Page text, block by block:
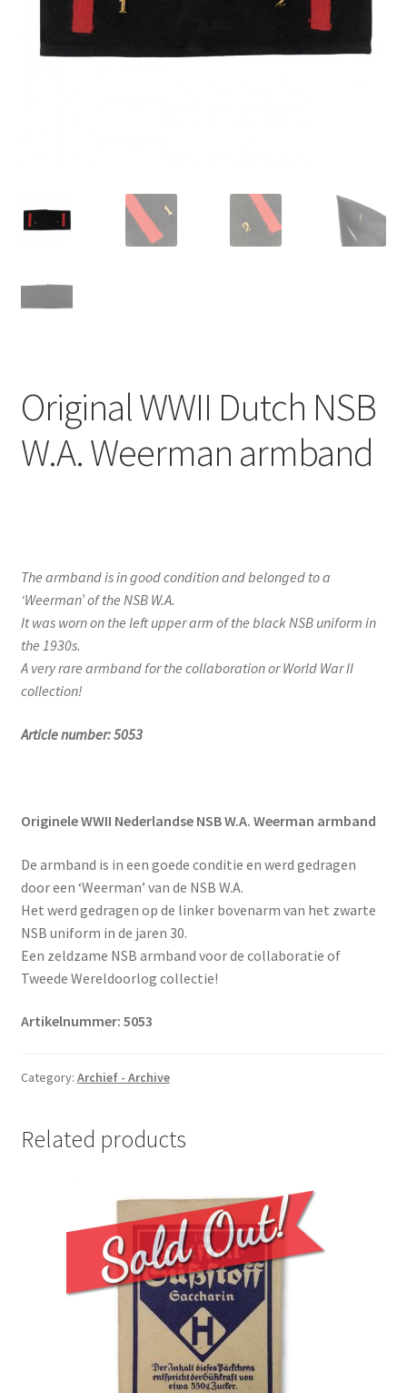
Original WWII Dutch NSB
W.A. Weerman armband
The armband is in good condition and belonged to a
‘Weerman’ of the NSB W.A.
It was worn on the left upper arm of the black NSB uniform in
the 1930s.
A very rare armband for the collaboration or World War II
collection!
Article number: 5053
Originele WWII Nederlandse NSB W.A. Weerman armband
De armband is in een goede conditie en werd gedragen
door een ‘Weerman’ van de NSB W.A.
Het werd gedragen op de linker bovenarm van het zwarte
NSB uniform in de jaren 30.
Een zeldzame NSB armband voor de collaboratie of
Tweede Wereldoorlog collectie!
Artikelnummer: 5053
Category: Archief - Archive
Related products